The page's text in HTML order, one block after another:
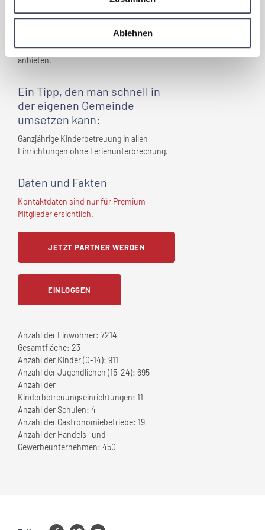
Ablehnen
Für uns bedeutet Familienfreundlichkeit,
dass wir durch unsere Serviceleistungen die
bestmögliche Unterstützung für die Familien
anbieten.
Ein Tipp, den man schnell in
der eigenen Gemeinde
umsetzen kann:
Ganzjährige Kinderbetreuung in allen
Einrichtungen ohne Ferienunterbrechung.
Daten und Fakten
Kontaktdaten sind nur für Premium
Mitglieder ersichtlich.
JETZT PARTNER WERDEN
EINLOGGEN
Anzahl der Einwohner: 7214
Gesamtfläche: 23
Anzahl der Kinder (0-14): 911
Anzahl der Jugendlichen (15-24): 695
Anzahl der
Kinderbetreuungseinrichtungen: 11
Anzahl der Schulen: 4
Anzahl der Gastronomiebetriebe: 19
Anzahl der Handels- und
Gewerbeunternehmen: 450